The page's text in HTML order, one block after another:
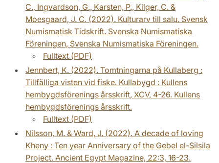
C., Ingvardson, G., Karsten, P., Kilger, C. &
Moesgaard, J. C. (2022). Kulturarv till salu. Svensk
Numismatisk Tidskrift. Svenska Numismatiska
Föreningen, Svenska Numismatiska Föreningen.
Fulltext (PDF)
Jennbert, K. (2022). Tomtningarna på Kullaberg :
Tillfälliga visten vid fiske. Kullabygd : Kullens
hembygdsförenings årsskrift, XCV, 4-26. Kullens
hembygdsförenings årsskrift.
Fulltext (PDF)
Nilsson, M. & Ward, J. (2022). A decade of loving
Kheny : Ten year Anniversary of the Gebel el-Silsila
Project. Ancient Egypt Magazine, 22:3, 16-23.